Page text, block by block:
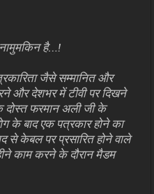
है…!
जैसे सम्मानित और
और देशभर में टीवी पर दिखने
दोस्त फरमान अली जी के
के बाद एक पत्रकार होने का
से केबल पर प्रसारित होने वाले
काम करने के दौरान मैडम